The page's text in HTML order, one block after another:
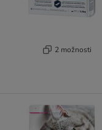
2 možnosti